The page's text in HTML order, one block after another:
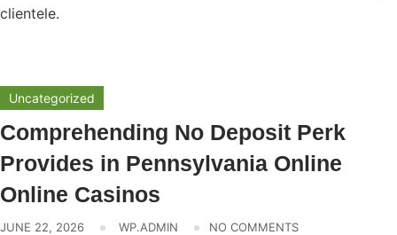
clientele.
Uncategorized
Comprehending No Deposit Perk
Provides in Pennsylvania Online
Online Casinos
JUNE 22, 2026 WP.ADMIN NO COMMENTS